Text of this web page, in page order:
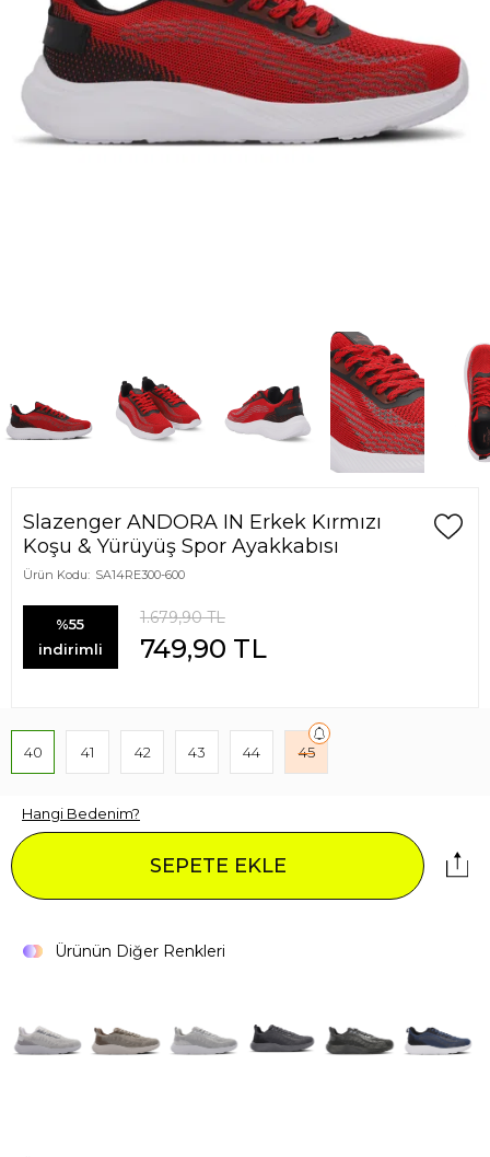
Slazenger ANDORA IN Erkek Kırmızı
Koşu & Yürüyüş Spor Ayakkabısı
Ürün Kodu: SA14RE300-600
%55
indirimli
1.679,90TL
749,90 TL
40 41 42 43 44 45
Hangi Bedenim?
SEPETE EKLE
Ürünün Diğer Renkleri